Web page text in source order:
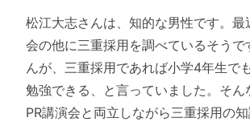
松江大志さんは、知的な男性です。最
会の他に三重採用を調べているそうで
んが、三重採用であれば小学4年生で
勉強できる、と言っていました。そん
PR講演会と両立しながら三重採用の